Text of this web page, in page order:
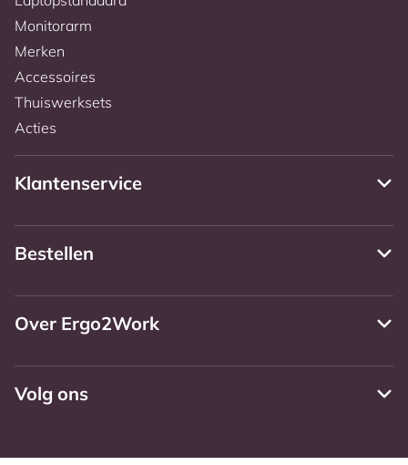
Monitorarm
Merken
Accessoires
Thuiswerksets
Acties
Klantenservice
Bestellen
Over Ergo2Work
Volg ons